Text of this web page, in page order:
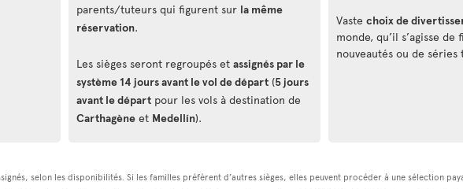
parents/tuteurs qui figurent sur la même
réservation.
Les sièges seront regroupés et assignés par le
système 14 jours avant le vol de départ (5 jours
avant le départ pour les vols à destination de
Carthagène et Medellín).
Vaste choix de
monde, qu’il s’agisse de
nouveautés ou de
selon les disponibilités. Si les familles préfèrent d’autres sièges, elles peuvent procéder à une sélection